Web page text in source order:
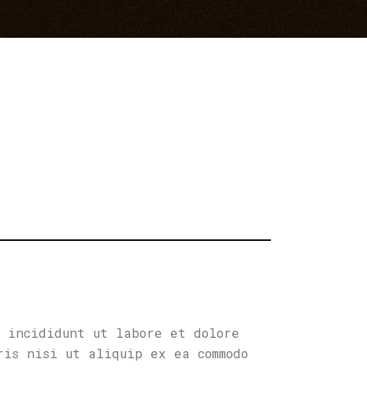
incididunt ut labore et dolore
nisi ut aliquip ex ea commodo